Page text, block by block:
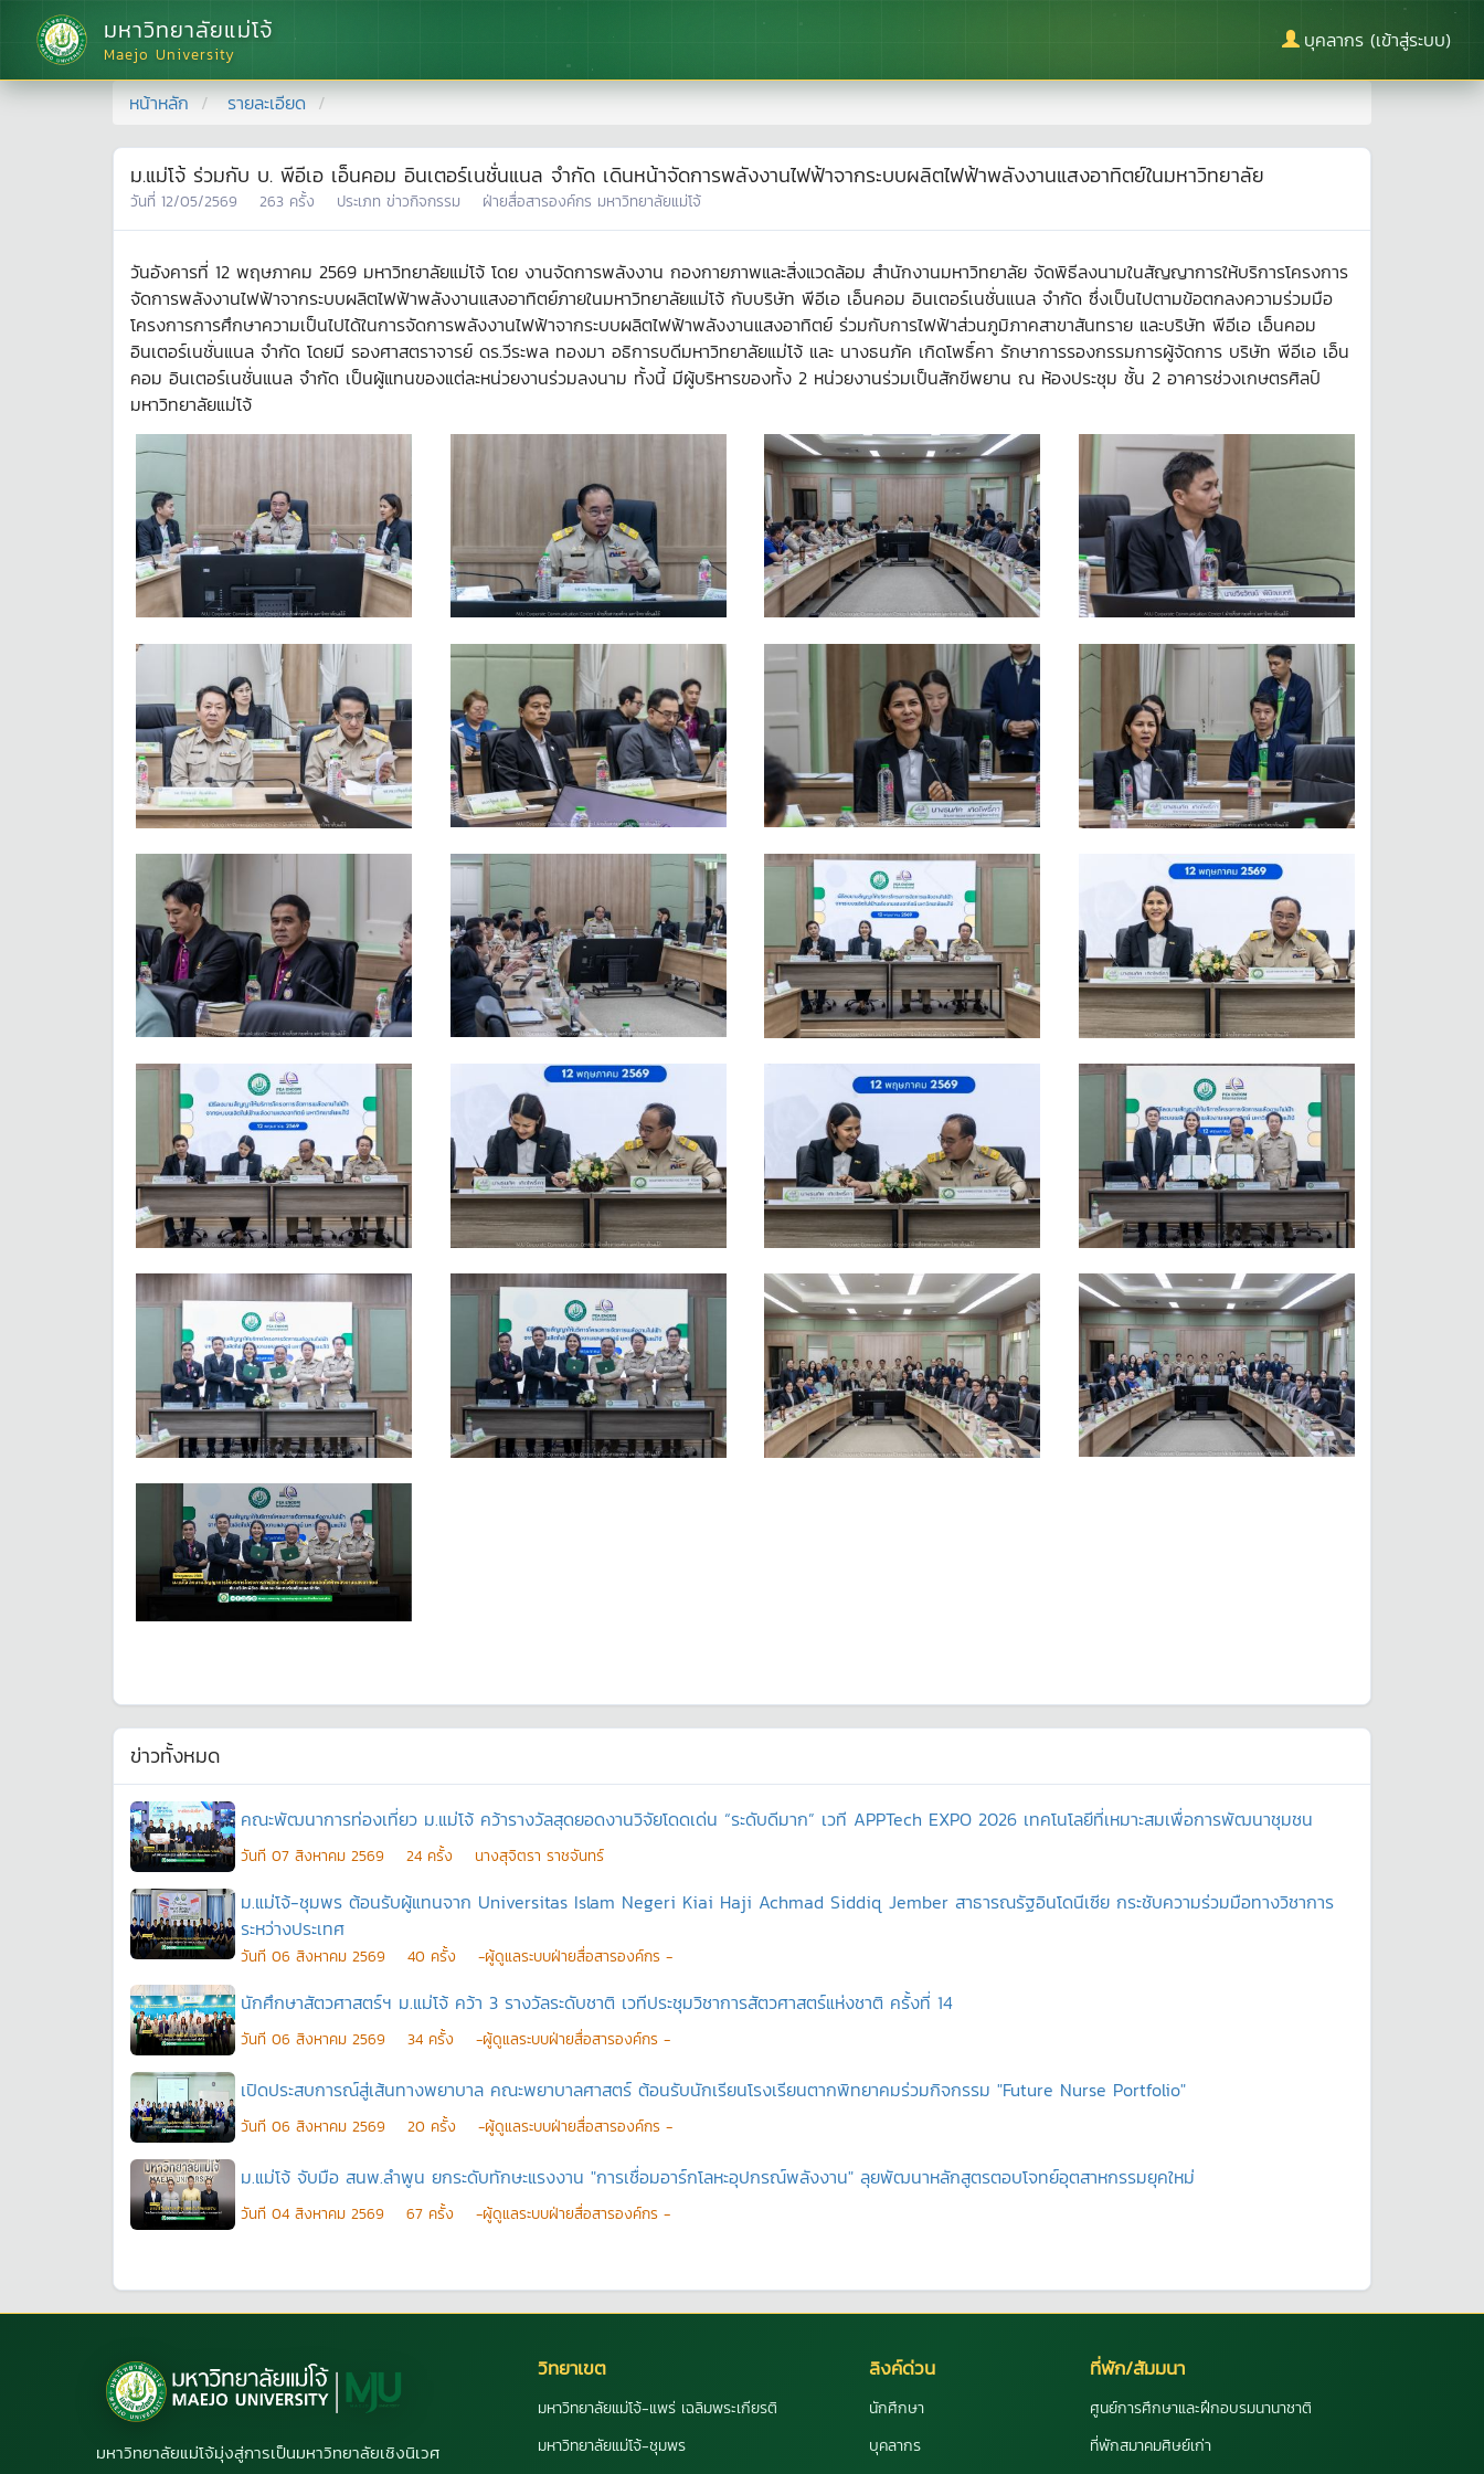
มหาวิทยาลัยแม่โจ้
Maejo University
บุคลากร (เข้าสู่ระบบ)
หน้าหลัก รายละเอียด
ม.แม่โจ้ ร่วมกับ บ. พีอีเอ เอ็นคอม อินเตอร์เนชั่นแนล จำกัด เดินหน้าจัดการพลังงานไฟฟ้าจากระบบผลิตไฟฟ้าพลังงานแสงอาทิตย์ในมหาวิทยาลัย
วันที่ 12/05/2569 263 ครั้ง ประเภท ข่าวกิจกรรม ฝ่ายสื่อสารองค์กร มหาวิทยาลัยแม่โจ้
วันอังคารที่ 12 พฤษภาคม 2569 มหาวิทยาลัยแม่โจ้ โดย งานจัดการพลังงาน กองกายภาพและสิ่งแวดล้อม สำนักงานมหาวิทยาลัย จัดพิธีลงนามในสัญญาการให้บริการโครงการ
จัดการพลังงานไฟฟ้าจากระบบผลิตไฟฟ้าพลังงานแสงอาทิตย์ภายในมหาวิทยาลัยแม่โจ้ กับบริษัท พีอีเอ เอ็นคอม อินเตอร์เนชั่นแนล จำกัด ซึ่งเป็นไปตามข้อตกลงความร่วมมือ
โครงการการศึกษาความเป็นไปได้ในการจัดการพลังงานไฟฟ้าจากระบบผลิตไฟฟ้าพลังงานแสงอาทิตย์ ร่วมกับการไฟฟ้าส่วนภูมิภาคสาขาสันทราย และบริษัท พีอีเอ เอ็นคอม
อินเตอร์เนชั่นแนล จำกัด โดยมี รองศาสตราจารย์ ดร.วีระพล ทองมา อธิการบดีมหาวิทยาลัยแม่โจ้ และ นางธนภัค เกิดโพธิ์คา รักษาการรองกรรมการผู้จัดการ บริษัท พีอีเอ เอ็น
คอม อินเตอร์เนชั่นแนล จำกัด เป็นผู้แทนของแต่ละหน่วยงานร่วมลงนาม ทั้งนี้ มีผู้บริหารของทั้ง 2 หน่วยงานร่วมเป็นสักขีพยาน ณ ห้องประชุม ชั้น 2 อาคารช่วงเกษตรศิลป์
มหาวิทยาลัยแม่โจ้
ข่าวทั้งหมด
คณะพัฒนาการท่องเที่ยว ม.แม่โจ้ คว้ารางวัลสุดยอดงานวิจัยโดดเด่น “ระดับดีมาก” เวที APPTech EXPO 2026 เทคโนโลยีที่เหมาะสมเพื่อการพัฒนาชุมชน
วันที 07 สิงหาคม 2569 24 ครั้ง นางสุจิตรา ราชจันทร์
ม.แม่โจ้-ชุมพร ต้อนรับผู้แทนจาก Universitas Islam Negeri Kiai Haji Achmad Siddiq Jember สาธารณรัฐอินโดนีเซีย กระชับความร่วมมือทางวิชาการ
ระหว่างประเทศ
วันที 06 สิงหาคม 2569 40 ครั้ง -ผู้ดูแลระบบฝ่ายสื่อสารองค์กร -
นักศึกษาสัตวศาสตร์ฯ ม.แม่โจ้ คว้า 3 รางวัลระดับชาติ เวทีประชุมวิชาการสัตวศาสตร์แห่งชาติ ครั้งที่ 14
วันที 06 สิงหาคม 2569 34 ครั้ง -ผู้ดูแลระบบฝ่ายสื่อสารองค์กร -
เปิดประสบการณ์สู่เส้นทางพยาบาล คณะพยาบาลศาสตร์ ต้อนรับนักเรียนโรงเรียนตากพิทยาคมร่วมกิจกรรม "Future Nurse Portfolio"
วันที 06 สิงหาคม 2569 20 ครั้ง -ผู้ดูแลระบบฝ่ายสื่อสารองค์กร -
ม.แม่โจ้ จับมือ สนพ.ลำพูน ยกระดับทักษะแรงงาน "การเชื่อมอาร์กโลหะอุปกรณ์พลังงาน" ลุยพัฒนาหลักสูตรตอบโจทย์อุตสาหกรรมยุคใหม่
วันที 04 สิงหาคม 2569 67 ครั้ง -ผู้ดูแลระบบฝ่ายสื่อสารองค์กร -
มหาวิทยาลัยแม่โจ้มุ่งสู่การเป็นมหาวิทยาลัยเชิงนิเวศ
วิทยาเขต
มหาวิทยาลัยแม่โจ้-แพร่ เฉลิมพระเกียรติ
มหาวิทยาลัยแม่โจ้-ชุมพร
ลิงค์ด่วน
นักศึกษา
บุคลากร
ที่พัก/สัมมนา
ศูนย์การศึกษาและฝึกอบรมนานาชาติ
ที่พักสมาคมศิษย์เก่า